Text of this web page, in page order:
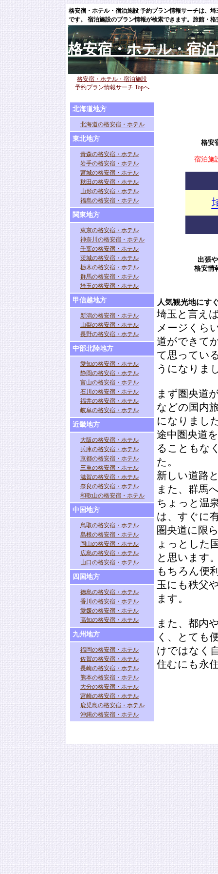
格安宿・ホテル・宿泊施設 予約プラン情報サーチは、
です。 宿泊施設のプラン情報が検索できます。旅館・
格安宿・ホテル・宿
格安宿・ホテル・宿泊施設
予約プラン情報サーチ Topへ
北海道地方
北海道の格安宿・ホテル
東北地方
青森の格安宿・ホテル
岩手の格安宿・ホテル
宮城の格安宿・ホテル
秋田の格安宿・ホテル
山形の格安宿・ホテル
福島の格安宿・ホテル
関東地方
東京の格安宿・ホテル
神奈川の格安宿・ホテル
千葉の格安宿・ホテル
茨城の格安宿・ホテル
栃木の格安宿・ホテル
群馬の格安宿・ホテル
埼玉の格安宿・ホテル
甲信越地方
新潟の格安宿・ホテル
山梨の格安宿・ホテル
長野の格安宿・ホテル
中部北陸地方
愛知の格安宿・ホテル
静岡の格安宿・ホテル
富山の格安宿・ホテル
石川の格安宿・ホテル
福井の格安宿・ホテル
岐阜の格安宿・ホテル
近畿地方
大阪の格安宿・ホテル
兵庫の格安宿・ホテル
京都の格安宿・ホテル
三重の格安宿・ホテル
滋賀の格安宿・ホテル
奈良の格安宿・ホテル
和歌山の格安宿・ホテル
中国地方
鳥取の格安宿・ホテル
島根の格安宿・ホテル
岡山の格安宿・ホテル
広島の格安宿・ホテル
山口の格安宿・ホテル
四国地方
徳島の格安宿・ホテル
香川の格安宿・ホテル
愛媛の格安宿・ホテル
高知の格安宿・ホテル
九州地方
福岡の格安宿・ホテル
佐賀の格安宿・ホテル
長崎の格安宿・ホテル
熊本の格安宿・ホテル
大分の格安宿・ホテル
宮崎の格安宿・ホテル
鹿児島の格安宿・ホテル
沖縄の格安宿・ホテル
格安
宿泊施
出張
格安情
人気観光地にす
埼玉と言え
メージくら
道ができて
て思ってい
うになりま
まず圏央道
などの国内
になりまし
途中圏央道
ることもな
た。
新しい道路
また、群馬
ちょっと温
は、すぐに
圏央道に限
ょっとした
と思います
もちろん便
玉にも秩父
ます。
また、都内
く、とても
けではなく
住むにも永